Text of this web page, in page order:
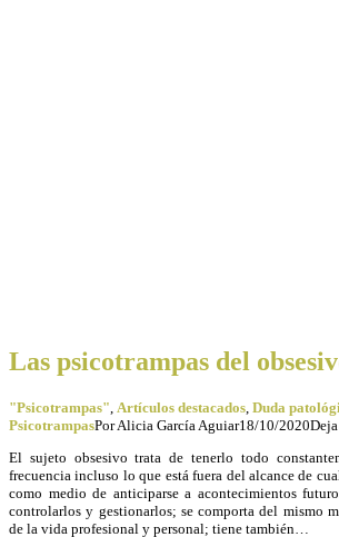
Las psicotrampas del
"Psicotrampas" Artículos destacados Duda
PsicotrampasPorAlicia García Aguiar18/10/2020
El sujeto obsesivo trata de tenerlo todo
frecuencia incluso lo que está fuera del alcance de
como medio de anticiparse a acontecimientos
controlarlos y gestionarlos; se comporta del mismo
de la vida profesional y personal; tiene también…